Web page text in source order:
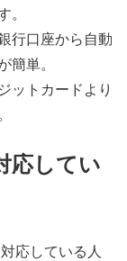
行口座から自動
単。
ットカードより
応してい
応している人